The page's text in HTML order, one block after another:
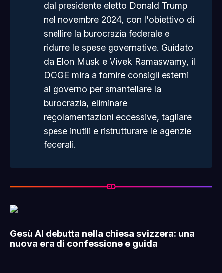
dal presidente eletto Donald Trump
nel novembre 2024, con l'obiettivo di
snellire la burocrazia federale e
ridurre le spese governative. Guidato
da Elon Musk e Vivek Ramaswamy, il
DOGE mira a fornire consigli esterni
al governo per smantellare la
burocrazia, eliminare
regolamentazioni eccessive, tagliare
spese inutili e ristrutturare le agenzie
federali.
Gesù AI debutta nella chiesa svizzera: una
nuova era di confessione e guida